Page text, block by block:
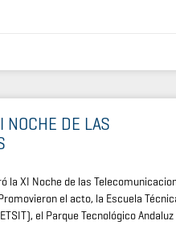
NOCHE DE LAS
la XI Noche de las
el acto, la Escuela
el Parque Tecnológico Andaluz